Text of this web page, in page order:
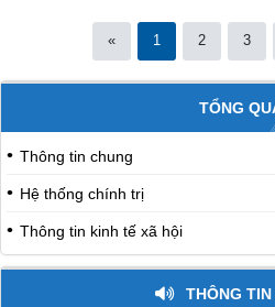
« 1 2 3
TỔNG
Thông tin chung
Hệ thống chính trị
Thông tin kinh tế xã hội
THÔNG